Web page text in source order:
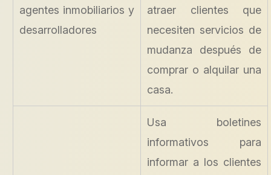
agentes inmobiliarios y
desarrolladores
atraer clientes que
necesiten servicios de
mudanza después de
comprar o alquilar una
casa.
Usa boletines
informativos para
informar a los clientes